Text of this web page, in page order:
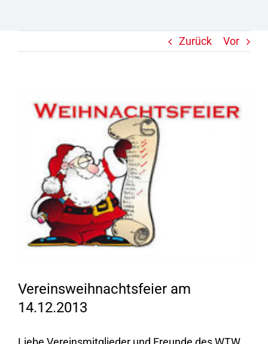
Zurück Vor
grösseres
Vereinsweihnachtsfeier am
14.12.2013